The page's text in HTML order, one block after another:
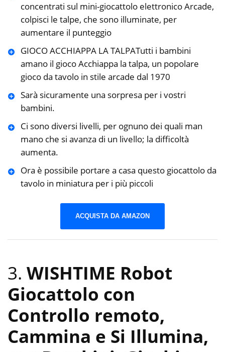
concentrati sul mini-giocattolo elettronico Arcade,
colpisci le talpe, che sono illuminate, per
aumentare il punteggio
GIOCO ACCHIAPPA LA TALPATutti i bambini
amano il gioco Acchiappa la talpa, un popolare
gioco da tavolo in stile arcade dal 1970
Sarà sicuramente una sorpresa per i vostri
bambini.
Ci sono diversi livelli, per ognuno dei quali man
mano che si avanza di un livello; la difficoltà
aumenta.
Ora è possibile portare a casa questo giocattolo da
tavolo in miniatura per i più piccoli
ACQUISTA DA AMAZON
3. WISHTIME Robot
Giocattolo con
Controllo remoto,
Cammina e Si Illumina,